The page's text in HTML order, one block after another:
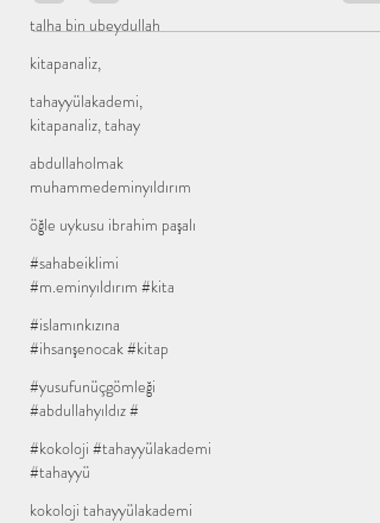
talha bin ubeydullah
kitapanaliz,
tahayyülakademi,
kitapanaliz, tahay
abdullaholmak
muhammedeminyıldırım
öğle uykusu ibrahim paşalı
#sahabeiklimi
#m.eminyıldırım #kita
#islamınkızına
#ihsanşenocak #kitap
#yusufunüçgömleği
#abdullahyıldız #
#kokoloji #tahayyülakademi
#tahayyü
kokoloji tahayyülakademi